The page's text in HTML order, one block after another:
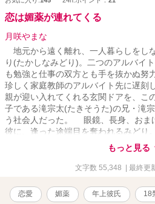
恋は媚薬が連れてくる
月咲やまな
地元から遠く離れ、一人暮らしをし
り(たかしなみどり)。二つのアルバイ
も勉強と仕事の双方とも手を抜かぬ努
珍しく家庭教師のアルバイト先に遅刻
親が迎い入れてくれる玄関ドアを、こ
子である滝宗太(たきそうた)の兄・滝
う社会人だった。 眼鏡、長身、おま
彼に、逢った途端目を奪われるみどり
なのか、それとも彼の暗躍が原因か
係・媚薬とが絡んだ、社会人×大学生
ですのでご注意下さい。 【関連して
賞 エントリー作品】
もっと見る
文字数 55,348 | 最終更
恋愛 媚薬 年上彼氏 18